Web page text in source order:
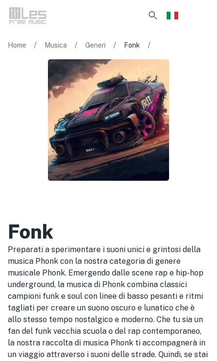
Home / Musica / Generi / Fonk /
Fonk
Preparati a sperimentare i suoni unici e grintosi della
musica Phonk con la nostra categoria di genere
musicale Phonk. Emergendo dalle scene rap e hip-hop
underground, la musica di Phonk combina classici
campioni funk e soul con linee di basso pesanti e ritmi
tagliati per creare un suono oscuro e lunatico che è
allo stesso tempo nostalgico e moderno. Che tu sia un
fan del funk vecchia scuola o del rap contemporaneo,
la nostra raccolta di musica Phonk ti accompagnerà in
un viaggio attraverso i suoni delle strade. Quindi, se stai